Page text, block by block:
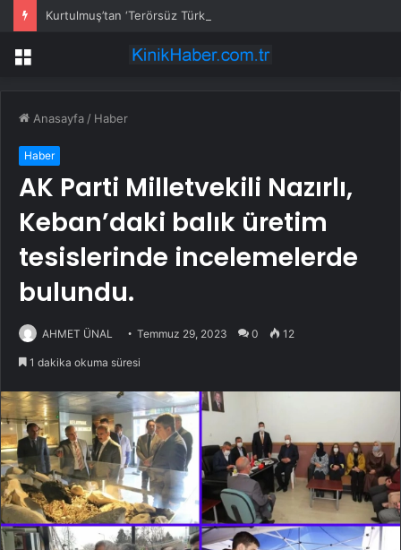
Kurtulmuş’tan ‘Terörsüz Türkiye’ için çerçeve yasa sinyali
Menü
Anasayfa / Haber
Haber
AK Parti Milletvekili Nazırlı,
Keban’daki balık üretim
tesislerinde incelemelerde
bulundu.
AHMET ÜNAL Temmuz 29, 2023 0 12
1 dakika okuma süresi